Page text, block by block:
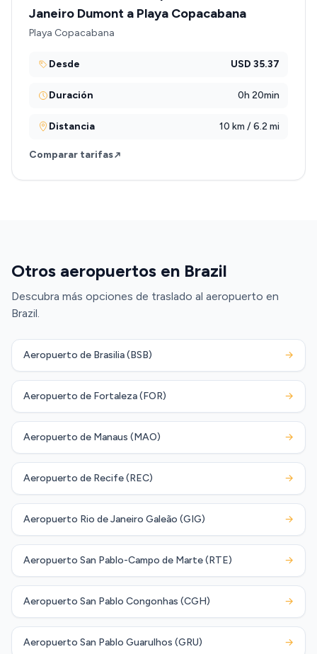
Janeiro Dumont a Playa Copacabana
Playa Copacabana
Desde USD 35.37
Duración 0h 20min
Distancia 10 km / 6.2 mi
Comparar tarifas
Otros aeropuertos en Brazil
Descubra más opciones de traslado al aeropuerto en
Brazil.
Aeropuerto de Brasilia (BSB) →
Aeropuerto de Fortaleza (FOR) →
Aeropuerto de Manaus (MAO) →
Aeropuerto de Recife (REC) →
Aeropuerto Rio de Janeiro Galeão (GIG) →
Aeropuerto San Pablo-Campo de Marte (RTE) →
Aeropuerto San Pablo Congonhas (CGH) →
Aeropuerto San Pablo Guarulhos (GRU) →